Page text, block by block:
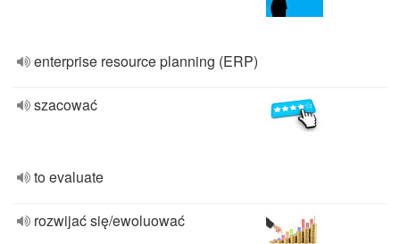
enterprise resource planning (ERP)
szacować
to evaluate
rozwijać się/ewoluować